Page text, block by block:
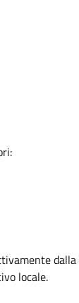
dalla
locale.